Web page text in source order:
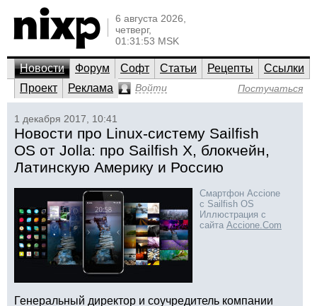
6 августа 2026,
четверг,
01:31:53 MSK
Новости Форум Софт Статьи Рецепты
Ссылки
Проект
Реклама Войти Постучаться
1 декабря 2017, 10:41
Новости про Linux-систему Sailfish
OS от Jolla: про Sailfish X, блокчейн,
Латинскую Америку и Россию
Смартфон Accione
с Sailfish OS
Иллюстрация с
сайта Accione.Com
Генеральный директор и соучредитель компании